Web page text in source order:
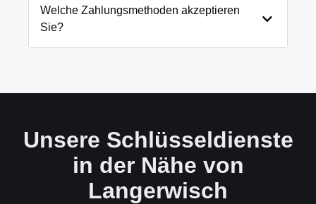
und öffnen Ihre Tür in 99% der Fälle
zerstörungsfrei. Nur in absoluten Ausnahmefällen,
Welche Zahlungsmethoden akzeptieren
Sie?
Unsere Schlüsseldienste
in der Nähe von
Langerwisch